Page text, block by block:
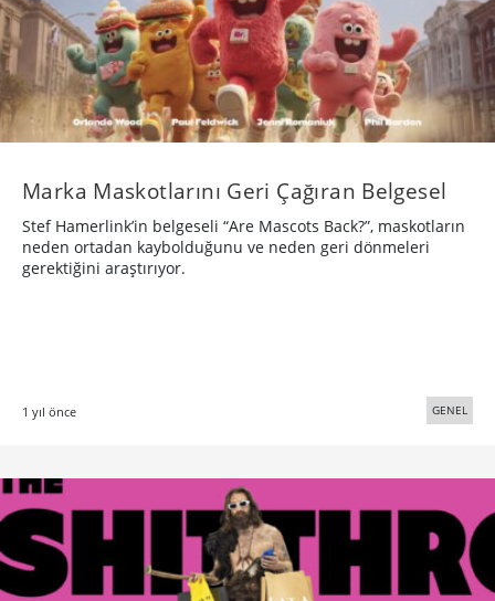
Marka Maskotlarını Geri Çağıran Belgesel
Stef Hamerlink’in belgeseli “Are Mascots Back?”, maskotların
neden ortadan kaybolduğunu ve neden geri dönmeleri
gerektiğini araştırıyor.
1 yıl önce GENEL